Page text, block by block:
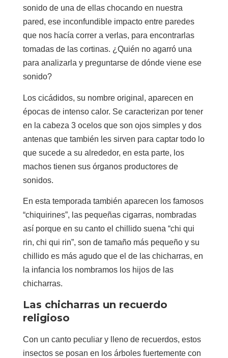
sonido de una de ellas chocando en nuestra
pared, ese inconfundible impacto entre paredes
que nos hacía correr a verlas, para encontrarlas
tomadas de las cortinas. ¿Quién no agarró una
para analizarla y preguntarse de dónde viene ese
sonido?
Los cicádidos, su nombre original, aparecen en
épocas de intenso calor. Se caracterizan por tener
en la cabeza 3 ocelos que son ojos simples y dos
antenas que también les sirven para captar todo lo
que sucede a su alrededor, en esta parte, los
machos tienen sus órganos productores de
sonidos.
En esta temporada también aparecen los famosos
“chiquirines”, las pequeñas cigarras, nombradas
así porque en su canto el chillido suena “chi qui
rin, chi qui rin”, son de tamaño más pequeño y su
chillido es más agudo que el de las chicharras, en
la infancia los nombramos los hijos de las
chicharras.
Las chicharras un recuerdo
religioso
Con un canto peculiar y lleno de recuerdos, estos
insectos se posan en los árboles fuertemente con